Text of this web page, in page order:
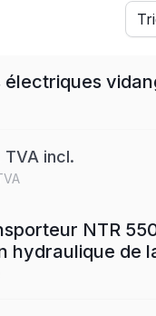
électriques
incl.
NTR
hydraulique de